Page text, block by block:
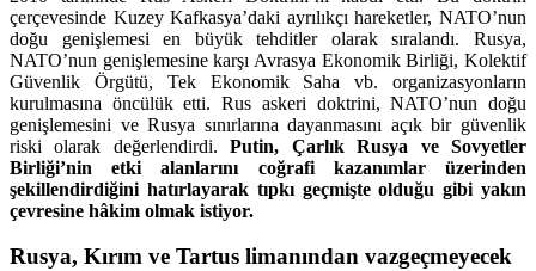
çerçevesinde Kuzey Kafkasya’daki ayrılıkçı hareketler, NATO’nun
doğu genişlemesi en büyük tehditler olarak sıralandı. Rusya,
NATO’nun genişlemesine karşı Avrasya Ekonomik Birliği, Kolektif
Güvenlik Örgütü, Tek Ekonomik Saha vb. organizasyonların
kurulmasına öncülük etti. Rus askeri doktrini, NATO’nun doğu
genişlemesini ve Rusya sınırlarına dayanmasını açık bir güvenlik
riski olarak değerlendirdi. Putin, Çarlık Rusya ve Sovyetler
Birliği’nin etki alanlarını coğrafi kazanımlar üzerinden
şekillendirdiğini hatırlayarak tıpkı geçmişte olduğu gibi yakın
çevresine hâkim olmak istiyor.
Rusya, Kırım ve Tartus limanından vazgeçmeyecek